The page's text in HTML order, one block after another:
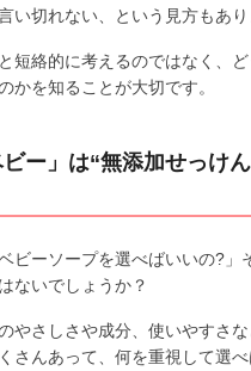
い切れない、という見方もあり
短絡的に考えるのではなく、
かを知ることが大切です。
ー」は“無添加せっけ
ビーソープを選べばいいの?」
ないでしょうか？
やさしさや成分、使いやすさ
さんあって、何を重視して選